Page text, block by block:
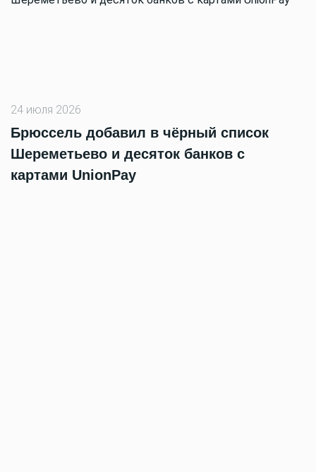
24 июля 2026
Брюссель добавил в чёрный список
Шереметьево и десяток банков с
картами UnionPay